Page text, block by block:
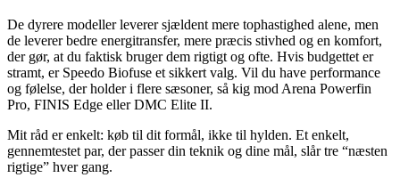
De dyrere modeller leverer sjældent mere tophastighed alene, men
de leverer bedre energitransfer, mere præcis stivhed og en komfort,
der gør, at du faktisk bruger dem rigtigt og ofte. Hvis budgettet er
stramt, er Speedo Biofuse et sikkert valg. Vil du have performance
og følelse, der holder i flere sæsoner, så kig mod Arena Powerfin
Pro, FINIS Edge eller DMC Elite II.
Mit råd er enkelt: køb til dit formål, ikke til hylden. Et enkelt,
gennemtestet par, der passer din teknik og dine mål, slår tre “næsten
rigtige” hver gang.